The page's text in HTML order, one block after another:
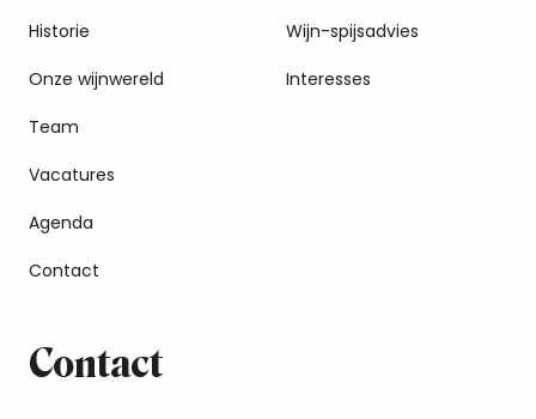
Historie
Onze wijnwereld
Team
Vacatures
Agenda
Contact
Wijn-spijsadvies
Interesses
Contact